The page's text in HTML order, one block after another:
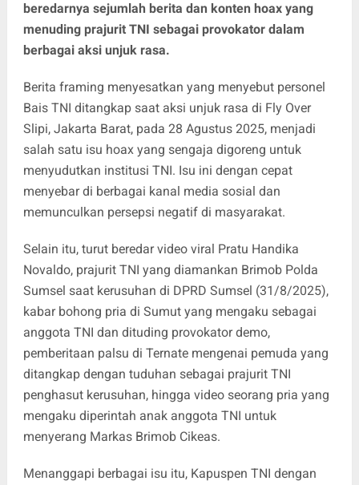
beredarnya sejumlah berita dan konten hoax yang
menuding prajurit TNI sebagai provokator dalam
berbagai aksi unjuk rasa.
Berita framing menyesatkan yang menyebut personel
Bais TNI ditangkap saat aksi unjuk rasa di Fly Over
Slipi, Jakarta Barat, pada 28 Agustus 2025, menjadi
salah satu isu hoax yang sengaja digoreng untuk
menyudutkan institusi TNI. Isu ini dengan cepat
menyebar di berbagai kanal media sosial dan
memunculkan persepsi negatif di masyarakat.
Selain itu, turut beredar video viral Pratu Handika
Novaldo, prajurit TNI yang diamankan Brimob Polda
Sumsel saat kerusuhan di DPRD Sumsel (31/8/2025),
kabar bohong pria di Sumut yang mengaku sebagai
anggota TNI dan dituding provokator demo,
pemberitaan palsu di Ternate mengenai pemuda yang
ditangkap dengan tuduhan sebagai prajurit TNI
penghasut kerusuhan, hingga video seorang pria yang
mengaku diperintah anak anggota TNI untuk
menyerang Markas Brimob Cikeas.
Menanggapi berbagai isu itu, Kapuspen TNI dengan